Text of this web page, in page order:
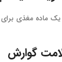
ماده مغذی
گوارش